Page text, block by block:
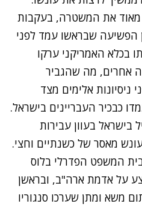
מאוד את המשטרה, בעקבות
הפשיעה שבראשו עמד לפני
בכלא האמריקני ערקו
אחרים, מה שהגביר
אלימים מצד
כבכיר העבריינים בישראל.
אברג'יל בישראל בעוון עבירות
מאסר של כשנתיים וחצי.
המשפט הפדרלי בלוס
על אדמת ארה"ב, ובראשן
משא ומתן שערכו סנגוריו